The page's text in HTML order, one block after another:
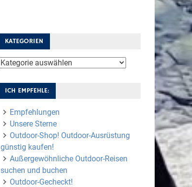
KATEGORIEN
Kategorien
ICH EMPFEHLE:
Empfehlungen
Unsere Sterne
Outdoor-Shop! Outdoor-Ausrüstung
günstig kaufen!
Außergewöhnliche Outdoor-Reisen
suchen und buchen
Outdoor-Gecheckt!